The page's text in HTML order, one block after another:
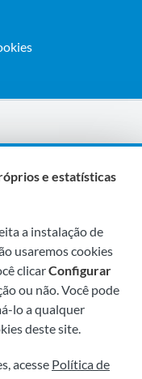
e estatísticas
a instalação de
usaremos cookies
clicarConfigurar
ou não. Você pode
lo a qualquer
deste site.
acesse Política de